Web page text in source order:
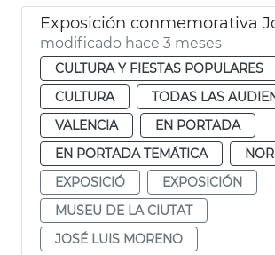
modificado hace 3 meses
CULTURA Y FIESTAS POPULARES
CULTURA
TODAS LAS
VALENCIA
EN PORTADA
EN PORTADA TEMÁTICA
EXPOSICIÓ
EXPOSICIÓN
MUSEU DE LA CIUTAT
JOSÉ LUIS MORENO